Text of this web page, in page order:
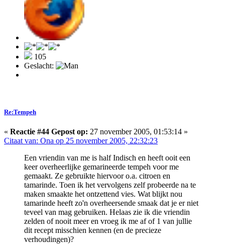
105
Geslacht:
Re:Tempeh
« Reactie #44 Gepost op: 27 november 2005, 01:53:14 »
Citaat van: Ona op 25 november 2005, 22:32:23
Een vriendin van me is half Indisch en heeft ooit een
keer overheerlijke gemarineerde tempeh voor me
gemaakt. Ze gebruikte hiervoor o.a. citroen en
tamarinde. Toen ik het vervolgens zelf probeerde na te
maken smaakte het ontzettend vies. Wat blijkt nou
tamarinde heeft zo'n overheersende smaak dat je er niet
teveel van mag gebruiken. Helaas zie ik die vriendin
zelden of nooit meer en vroeg ik me af of 1 van jullie
dit recept misschien kennen (en de precieze
verhoudingen)?